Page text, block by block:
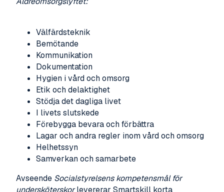
Välfärdsteknik
Bemötande
Kommunikation
Dokumentation
Hygien i vård och omsorg
Etik och delaktighet
Stödja det dagliga livet
I livets slutskede
Förebygga bevara och förbättra
Lagar och andra regler inom vård och omsorg
Helhetssyn
Samverkan och samarbete
Avseende Socialstyrelsens kompetensmål för
undersköterskorlevererar Smartskill korta